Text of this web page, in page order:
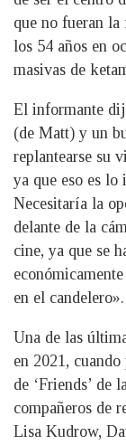
que no fueran la
los 54 años en
masivas de
El informante
(de Matt) y un
replantearse su
ya que eso es lo
Necesitaría la
delante de la
cine, ya que se
en el candelero».
Una de las
en 2021,
de ‘Friends’ de
compañeros de
Lisa Kudrow,